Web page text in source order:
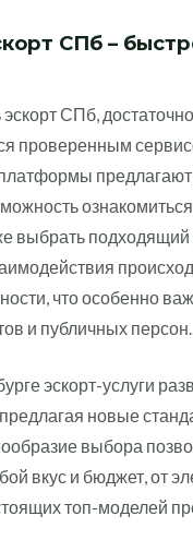
СПб –
эскорт СПб, достаточно
проверенным
выбрать
что особенно
и публичных персон.
эскорт-услуги
новые
выбора
вкус и бюджет, от
топ-моделей